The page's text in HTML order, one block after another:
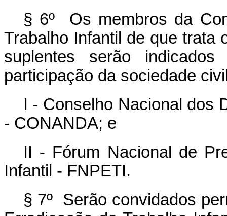
§ 6º Os membros da
Trabalho Infantil de que trata
suplentes serão
participação da sociedade
I - Conselho Nacional dos
- CONANDA; e
II - Fórum Nacional de
Infantil - FNPETI.
§ 7º Serão convidados